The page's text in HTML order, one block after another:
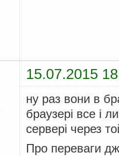
15.07.2015
ну раз вони в
браузері все і
сервері через
Про переваги